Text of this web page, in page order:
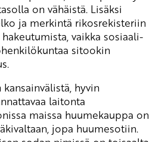
on vähäistä. Lisäksi
ja merkintä rikosrekisteriin
vaikka sosiaali-
sitookin
hyvin
laitonta
maissa huumekauppa on
jopa huumesotiin.